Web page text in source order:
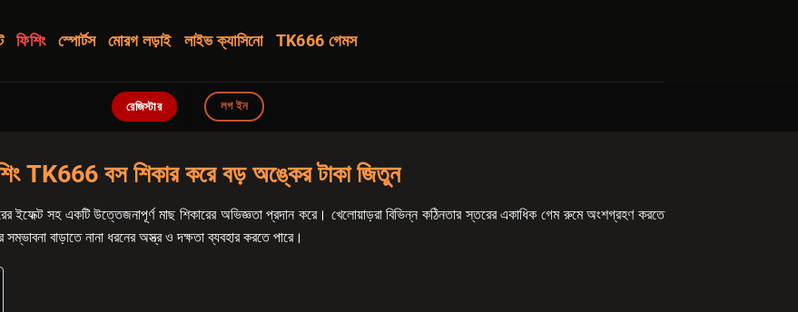
ফিশিং স্পোর্টস মোরগ লড়াই লাইভ ক্যাসিনো TK666 গেমস
রেজিস্টার লগ ইন
TK666 বস শিকার করে বড় অঙ্কের টাকা জিতুন
ইফেক্ট সহ একটি উত্তেজনাপূর্ণ মাছ শিকারের অভিজ্ঞতা প্রদান করে। খেলোয়াড়রা বিভিন্ন কঠিনতার স্তরের একাধিক গেম রুমে অংশগ্রহণ করতে
বাড়াতে নানা ধরনের অস্ত্র ও দক্ষতা ব্যবহার করতে পারে।